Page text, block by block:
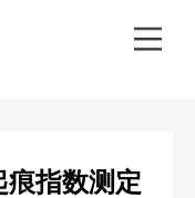
痕指数测定